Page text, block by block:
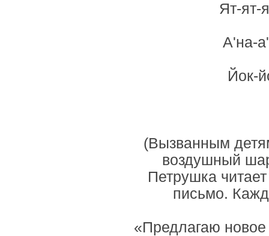
Ят-ят-
А'на-
Йок-
(Вызванным
воздушный
Петрушка
письмо.
«Предлагаю